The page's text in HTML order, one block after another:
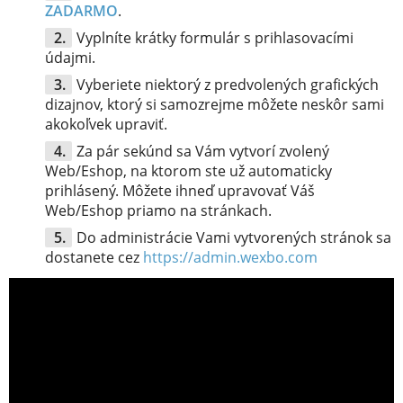
ZADARMO.
Vyplníte krátky formulár s prihlasovacími
údajmi.
Vyberiete niektorý z predvolených grafických
dizajnov, ktorý si samozrejme môžete neskôr sami
akokoľvek upraviť.
Za pár sekúnd sa Vám vytvorí zvolený
Web/Eshop, na ktorom ste už automaticky
prihlásený. Môžete ihneď upravovať Váš
Web/Eshop priamo na stránkach.
Do administrácie Vami vytvorených stránok sa
dostanete cez https://admin.wexbo.com